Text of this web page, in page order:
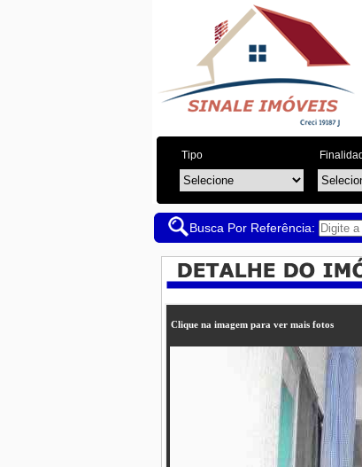
Tipo
Busca Por Referência:
Clique na imagem para ver mais fotos